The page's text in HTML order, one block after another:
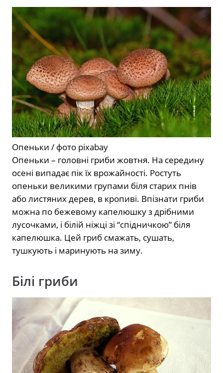
Опеньки / фото pixabay
Опеньки – головні гриби жовтня. На середину
осені випадає пік їх врожайності. Ростуть
опеньки великими групами біля старих пнів
або листяних дерев, в кропиві. Впізнати гриби
можна по бежевому капелюшку з дрібними
лусочками, і білій ніжці зі “спідничкою” біля
капелюшка. Цей гриб смажать, сушать,
тушкують і маринують на зиму.
Білі гриби